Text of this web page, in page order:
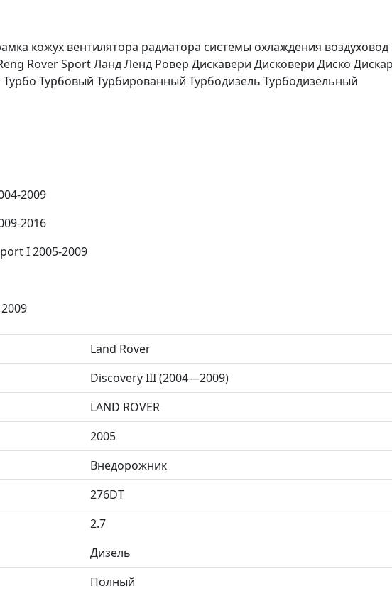
кожух вентилятора радиатора системы охлаждения
Rover Sport Ланд Ленд Ровер Дискавери Дисковери Диско
Турбовый Турбированный Турбодизель Турбодизельный
2009
2016
I 2005-2009
Land Rover
Discovery III (2004—2009)
LAND ROVER
2005
Внедорожник
276DT
2.7
Дизель
Полный